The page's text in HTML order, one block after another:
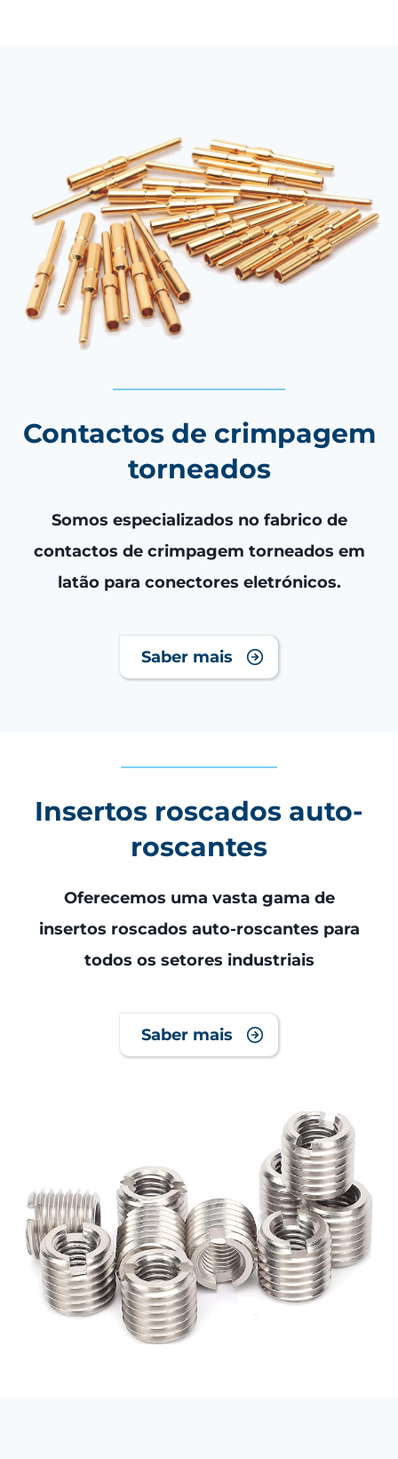
Contactos de crimpagem
torneados
Somos especializados no fabrico de
contactos de crimpagem torneados em
latão para conectores eletrónicos.
Saber mais
Insertos roscados auto-
roscantes
Oferecemos uma vasta gama de
insertos roscados auto-roscantes para
todos os setores industriais
Saber mais